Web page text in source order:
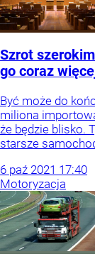
Szrot
go coraz
Być może do
miliona
że będzie blisko.
starsze
6 paź 2021 17:40
Motoryzacja